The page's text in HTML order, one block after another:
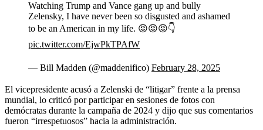
Watching Trump and Vance gang up and bully
Zelensky, I have never been so disgusted and ashamed
to be an American in my life. 😡😡😡👇
pic.twitter.com/EjwPkTPAfW
— Bill Madden (@maddenifico) February 28, 2025
El vicepresidente acusó a Zelenski de “litigar” frente a la prensa
mundial, lo criticó por participar en sesiones de fotos con
demócratas durante la campaña de 2024 y dijo que sus comentarios
fueron “irrespetuosos” hacia la administración.